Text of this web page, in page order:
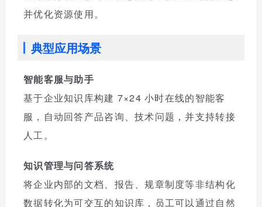
并优化资源使用。
典型应用场景
智能客服与助手
基于企业知识库构建 7×24 小时在线的智能客
服，自动回答产品咨询、技术问题，并支持转接
人工。
知识管理与问答系统
将企业内部的文档、报告、规章制度等非结构化
数据转化为可交互的知识库，员工可以通过自然